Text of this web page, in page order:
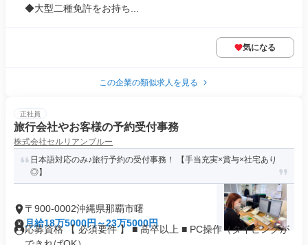
◆大型二種免許をお持ち...
気になる
この企業の類似求人を見る
正社員
旅行会社やお客様の予約受付事務
株式会社セルリアンブルー
日本語対応のみ♪旅行予約の受付事務！ 【手当充実×賞与×社宅あり
◎】
〒900-0002沖縄県那覇市曙
月給18万5000円～23万5000円
応募資格 【 必須要件 】 ■ 高卒以上 ■ PC操作（タイピングが